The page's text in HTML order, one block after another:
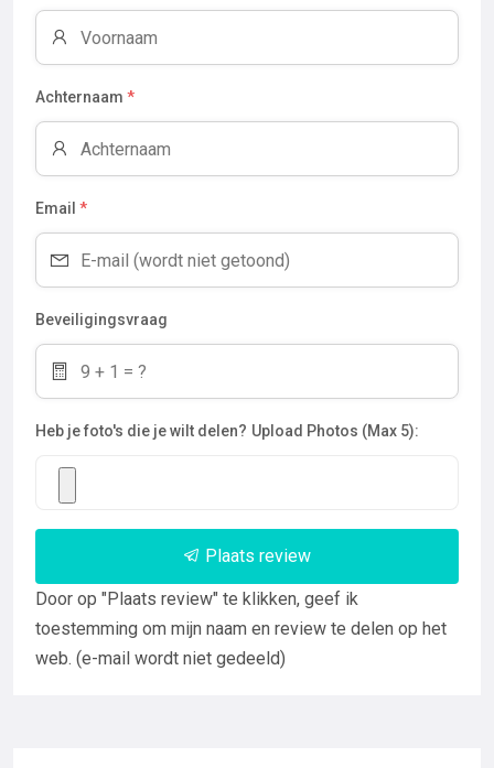
Achternaam *
Email *
Beveiligingsvraag
Heb je foto's die je wilt delen? Upload Photos (Max 5):
Plaats review
Door op "Plaats review" te klikken, geef ik
toestemming om mijn naam en review te delen op het
web. (e-mail wordt niet gedeeld)